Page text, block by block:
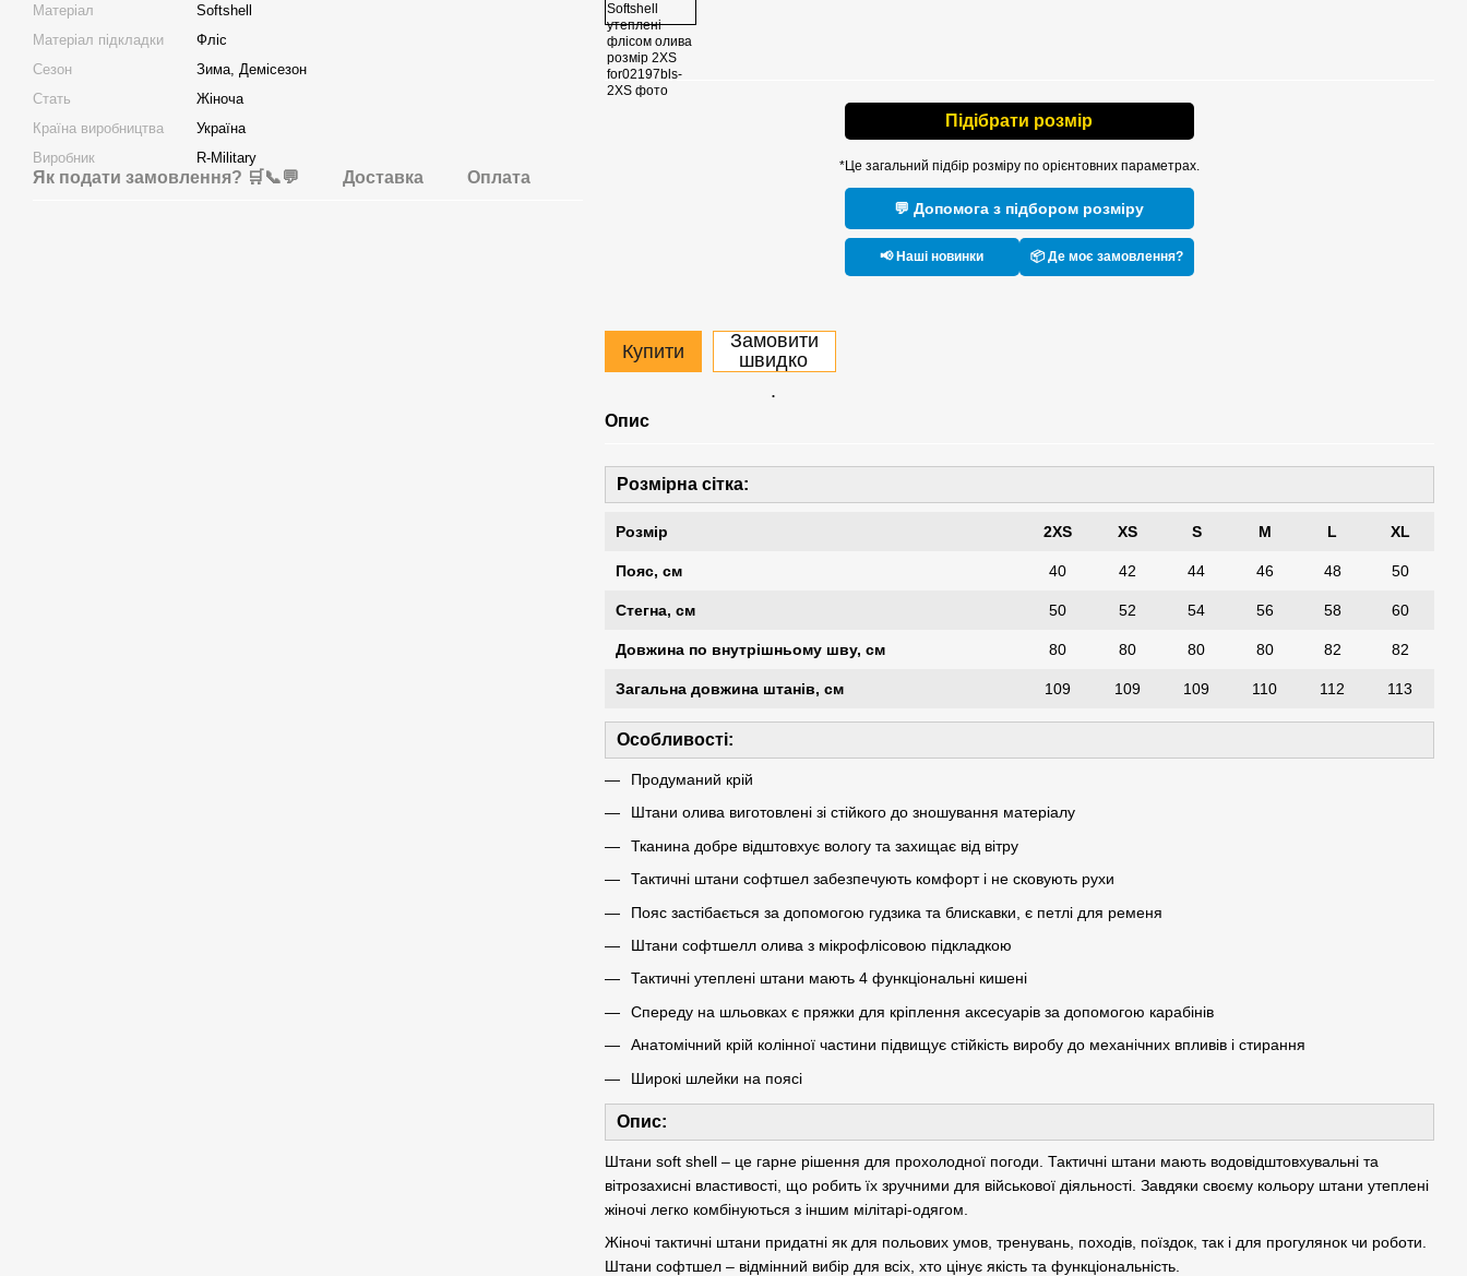
Матеріал
Softshell
Матеріал підкладки
Фліс
Сезон
Зима, Демісезон
Стать
Жіноча
Країна виробництва
Україна
Виробник
R-Military
Як подати замовлення? 🛒📞💬 Доставка Оплата
Підібрати розмір
*Це загальний підбір розміру по орієнтовних параметрах.
💬 Допомога з підбором розміру
📢 Наші новинки 📦 Де моє замовлення?
Купити
Замовити
швидко
.
Опис
Розмірна сітка:
Розмір 2XS XS S M L XL
Пояс, см 40 42 44 46 48 50
Стегна, см 50 52 54 56 58 60
Довжина по внутрішньому шву, см 80 80 80 80 82 82
Загальна довжина штанів, см 109 109 109 110 112 113
Особливості:
Продуманий крій
Штани олива виготовлені зі стійкого до зношування матеріалу
Тканина добре відштовхує вологу та захищає від вітру
Тактичні штани софтшел забезпечують комфорт і не сковують рухи
Пояс застібається за допомогою гудзика та блискавки, є петлі для ременя
Штани софтшелл олива з мікрофлісовою підкладкою
Тактичні утеплені штани мають 4 функціональні кишені
Спереду на шльовках є пряжки для кріплення аксесуарів за допомогою карабінів
Анатомічний крій колінної частини підвищує стійкість виробу до механічних впливів і стирання
Широкі шлейки на поясі
Опис:
Штани soft shell – це гарне рішення для прохолодної погоди. Тактичні штани мають водовідштовхувальні та
вітрозахисні властивості, що робить їх зручними для військової діяльності. Завдяки своєму кольору штани утеплені
жіночі легко комбінуються з іншим мілітарі-одягом.
Жіночі тактичні штани придатні як для польових умов, тренувань, походів, поїздок, так і для прогулянок чи роботи.
Штани софтшел – відмінний вибір для всіх, хто цінує якість та функціональність.